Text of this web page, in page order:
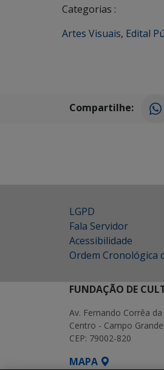
Categorias :
Artes Visuais, Edital
Compartilhe:
LGPD
Fala Servidor
Acessibilidade
Ordem Cronológica
FUNDAÇÃO DE
Av. Fernando Corrêa
Centro - Campo
CEP: 79002-820
MAPA